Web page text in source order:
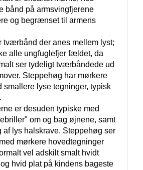
bånd på armsvingfjerene
og begrænset til armens
alle ungfuglefjer fældet, da
ser tydeligt tværbåndede ud
Steppehøg har mørkere
smallere lyse tegninger, typisk
om og bag øjnene, samt
af lys halskrave. Steppehøg ser
mørkere hovedtegninger
vel adskilt smalt hvidt
hvid plat på kindens bageste